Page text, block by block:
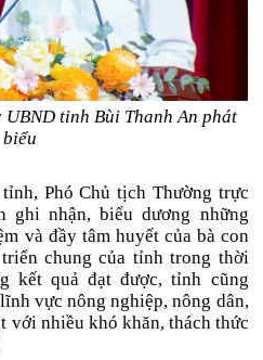
tỉnh Bùi Thanh An phát
biểu
Phó Chủ tịch Thường trực
ghi nhận, biểu dương những
và đầy tâm huyết của bà con
chung của tỉnh trong thời
kết quả đạt được, tỉnh cũng
vực nông nghiệp, nông dân,
với nhiều khó khăn, thách thức